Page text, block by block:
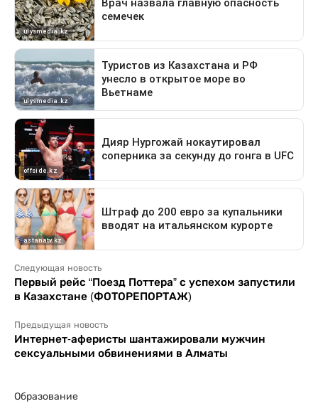
Следующая новость
Первый рейс “Поезд Поттера” с успехом запустили
в Казахстане (ФОТОРЕПОРТАЖ)
Предыдущая новость
Интернет-аферисты шантажировали мужчин
сексуальными обвинениями в Алматы
Образование